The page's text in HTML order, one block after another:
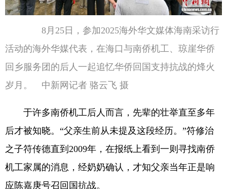
8月25日，参加2025海外华文媒体海南采访行
活动的海外华媒代表，在海口与南侨机工、琼崖华侨
回乡服务团的后人一起追忆华侨回国支持抗战的烽火
岁月。 中新网记者 骆云飞 摄
于许多南侨机工后人而言，先辈的壮举直至多年
后才被知晓。“父亲生前从未提及这段经历。”符修治
之子符传德直到2009年，在报纸上看到一则寻找南侨
机工家属的消息，经奶奶确认，才知父亲当年正是响
应陈嘉庚号召回国抗战。